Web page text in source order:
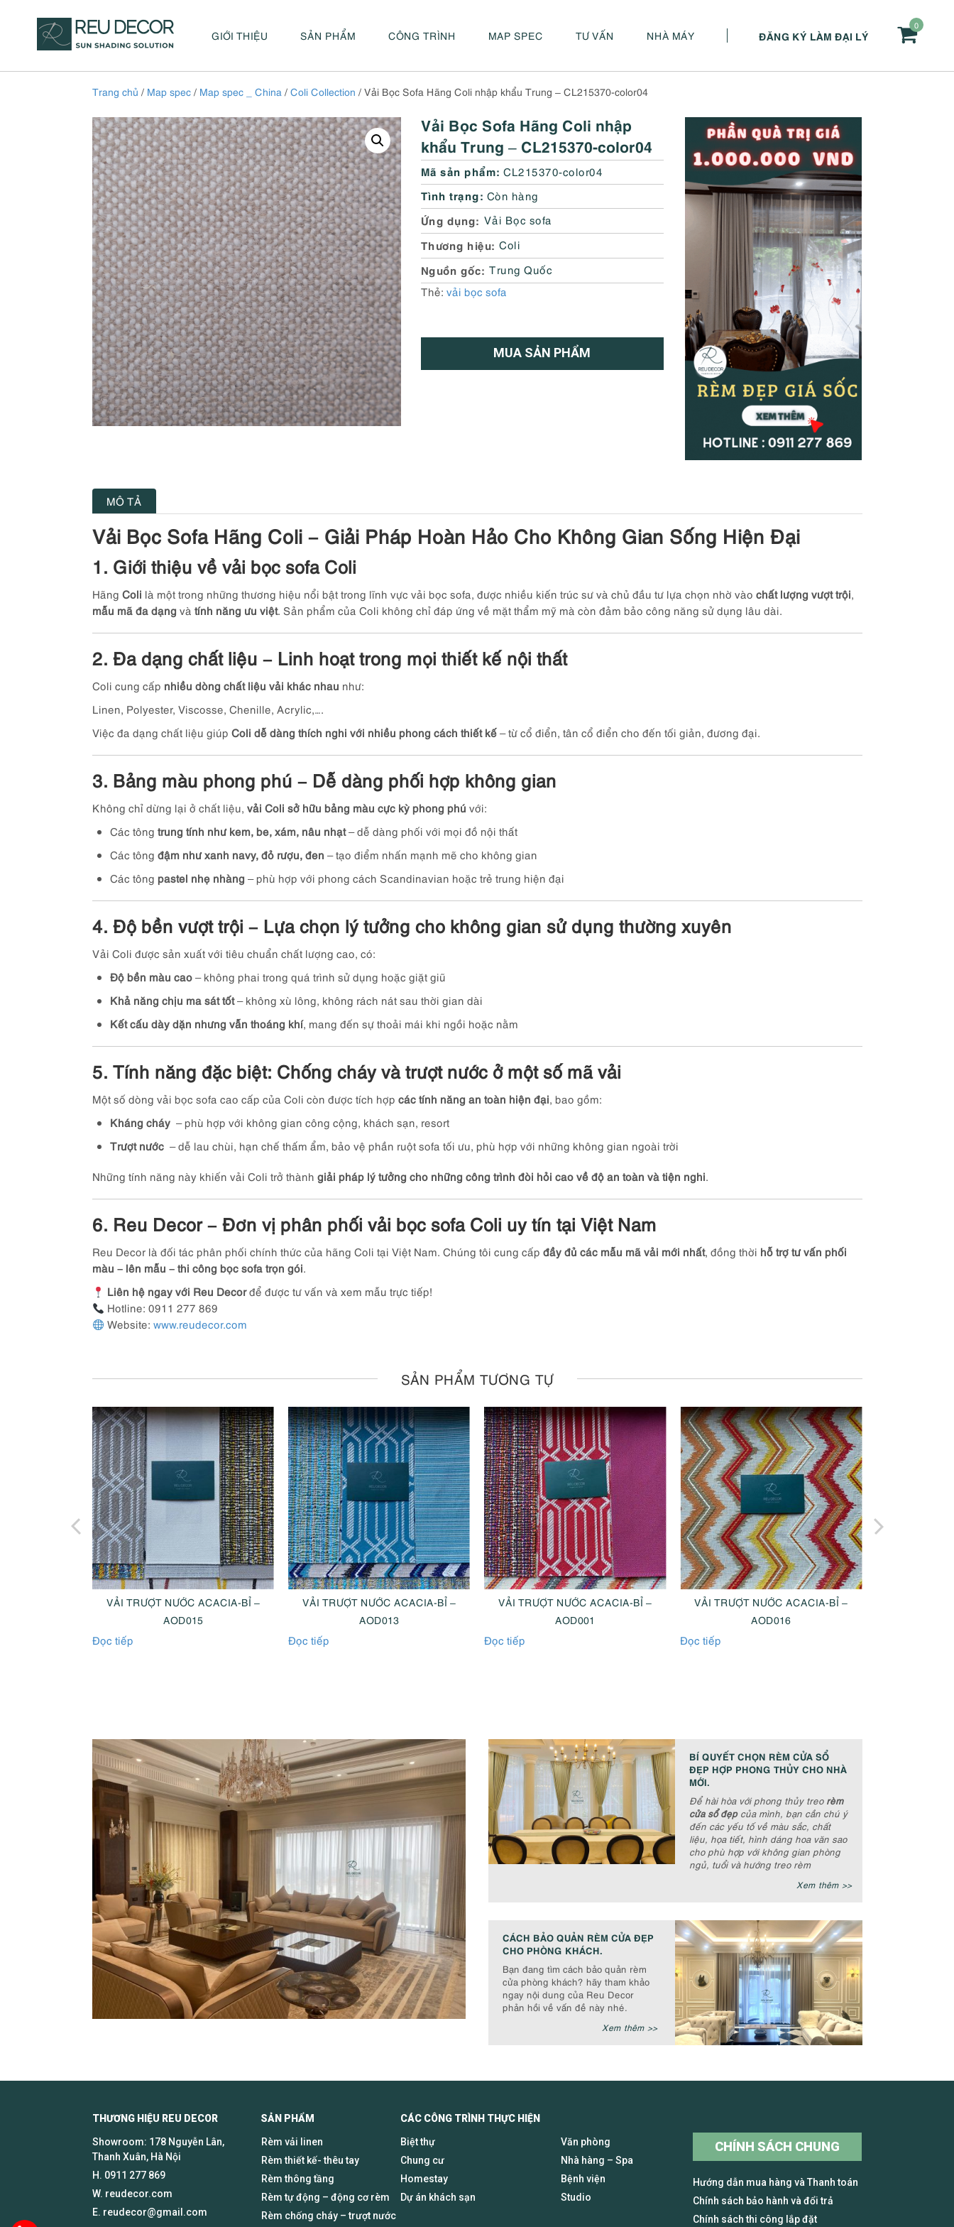
0
ĐĂNG KÝ LÀM ĐẠI LÝ
GIỚI THIỆU SẢN PHẨM CÔNG TRÌNH MAP SPEC TƯ VẤN NHÀ MÁY
Trang chủ / Map spec/ Map spec _ China / Coli Collection / Vải Bọc Sofa Hãng Coli nhập khẩu Trung – CL215370-color04
Vải Bọc Sofa Hãng Coli nhập
khẩu Trung – CL215370-color04
Mã sản phẩm: CL215370-color04
Tình trạng: Còn hàng
Ứng dụng Vải Bọc sofa
Thương hiệu Coli
Nguồn gốc
Trung Quốc
Thẻ: vải bọc sofa
MUA SẢN PHẨM
MÔ TẢ
Vải Bọc Sofa Hãng Coli – Giải Pháp Hoàn Hảo Cho Không Gian Sống Hiện Đại
1. Giới thiệu về vải bọc sofa Coli
Hãng Coli là một trong những thương hiệu nổi bật trong lĩnh vực vải bọc sofa, được nhiều kiến trúc sư và chủ đầu tư lựa chọn nhờ vào chất lượng vượt trội,
mẫu mã đa dạng và tính năng ưu việt. Sản phẩm của Coli không chỉ đáp ứng về mặt thẩm mỹ mà còn đảm bảo công năng sử dụng lâu dài.
2. Đa dạng chất liệu – Linh hoạt trong mọi thiết kế nội thất
Coli cung cấp nhiều dòng chất liệu vải khác nhau như:
Linen, Polyester, Viscosse, Chenille, Acrylic,….
Việc đa dạng chất liệu giúp Coli dễ dàng thích nghi với nhiều phong cách thiết kế– từ cổ điển, tân cổ điển cho đến tối giản, đương đại.
3. Bảng màu phong phú – Dễ dàng phối hợp không gian
Không chỉ dừng lại ở chất liệu, vải Coli sở hữu bảng màu cực kỳ phong phú với:
Các tông trung tính như kem, be, xám, nâu nhạt– dễ dàng phối với mọi đồ nội thất
Các tông đậm như xanh navy, đỏ rượu, đen – tạo điểm nhấn mạnh mẽ cho không gian
Các tông pastel nhẹ nhàng – phù hợp với phong cách Scandinavian hoặc trẻ trung hiện đại
4. Độ bền vượt trội – Lựa chọn lý tưởng cho không gian sử dụng thường xuyên
Vải Coli được sản xuất với tiêu chuẩn chất lượng cao, có:
Độ bền màu cao– không phai trong quá trình sử dụng hoặc giặt giũ
Khả năng chịu ma sát tốt– không xù lông, không rách nát sau thời gian dài
Kết cấu dày dặn nhưng vẫn thoáng khí, mang đến sự thoải mái khi ngồi hoặc nằm
5. Tính năng đặc biệt: Chống cháy và trượt nước ở một số mã vải
Một số dòng vải bọc sofa cao cấp của Coli còn được tích hợp các tính năng an toàn hiện đại, bao gồm:
Kháng cháy – phù hợp với không gian công cộng, khách sạn, resort
Trượt nước – dễ lau chùi, hạn chế thấm ẩm, bảo vệ phần ruột sofa tối ưu, phù hợp với những không gian ngoài trời
Những tính năng này khiến vải Coli trở thành giải pháp lý tưởng cho những công trình đòi hỏi cao về độ an toàn và tiện nghi.
6. Reu Decor – Đơn vị phân phối vải bọc sofa Coli uy tín tại Việt Nam
Reu Decor là đối tác phân phối chính thức của hãng Coli tại Việt Nam. Chúng tôi cung cấp đầy đủ các mẫu mã vải mới nhất, đồng thời hỗ trợ tư vấn phối
màu – lên mẫu – thi công bọc sofa trọn gói.
Liên hệ ngay với Reu Decorđể được tư vấn và xem mẫu trực tiếp!
Hotline: 0911 277 869
Website: www.reudecor.com
SẢN PHẨM TƯƠNG TỰ
VẢI TRƯỢT NƯỚC ACACIA-BỈ –
AOD015
Đọc tiếp
VẢI TRƯỢT NƯỚC ACACIA-BỈ –
AOD013
Đọc tiếp
VẢI TRƯỢT NƯỚC ACACIA-BỈ –
AOD001
Đọc tiếp
VẢI TRƯỢT NƯỚC ACACIA-BỈ –
AOD016
Đọc tiếp
BÍ QUYẾT CHỌN RÈM CỬA SỔ
ĐẸP HỢP PHONG THỦY CHO NHÀ
MỚI.
Để hài hòa với phong thủy treo rèm
cửa sổ đẹpcủa mình, bạn cần chú ý
đến các yếu tố về màu sắc, chất
liệu, họa tiết, hình dáng hoa văn sao
cho phù hợp với không gian phòng
ngủ, tuổi và hướng treo rèm
Xem thêm >>
CÁCH BẢO QUẢN RÈM CỬA ĐẸP
CHO PHÒNG KHÁCH.
Bạn đang tìm cách bảo quản rèm
cửa phòng khách? hãy tham khảo
ngay nội dung của Reu Decor
phản hồi về vấn đề này nhé.
Xem thêm >>
THƯƠNG HIỆU REU DECOR SẢN PHẨM
Showroom: 178 Nguyễn Lân,
Thanh Xuân, Hà Nội
H. 0911 277 869
W. reudecor.com
E. reudecor@gmail.com
Rèm vải linen
Rèm thiết kế- thêu tay
Rèm thông tầng
Rèm tự động – động cơ rèm
Rèm chống cháy – trượt nước
CÁC CÔNG TRÌNH THỰC HIỆN
Biệt thự
Chung cư
Homestay
Dự án khách sạn
Văn phòng
Nhà hàng – Spa
Bệnh viện
Studio
CHÍNH SÁCH CHUNG
Hướng dẫn mua hàng và Thanh toán
Chính sách bảo hành và đổi trả
Chính sách thi công lắp đặt